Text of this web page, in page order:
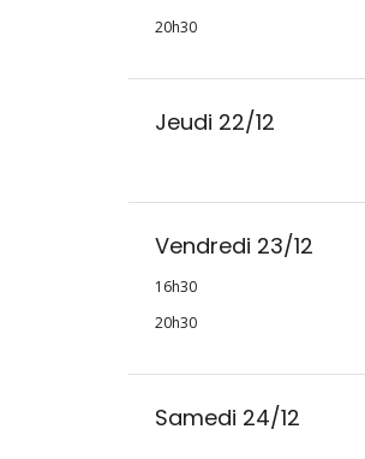
20h30
Jeudi 22/12
Vendredi 23/12
16h30
20h30
Samedi 24/12